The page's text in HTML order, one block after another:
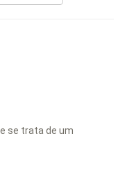
se trata de um